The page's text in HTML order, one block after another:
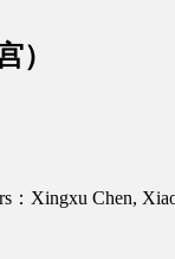
）
：Xingxu Chen,